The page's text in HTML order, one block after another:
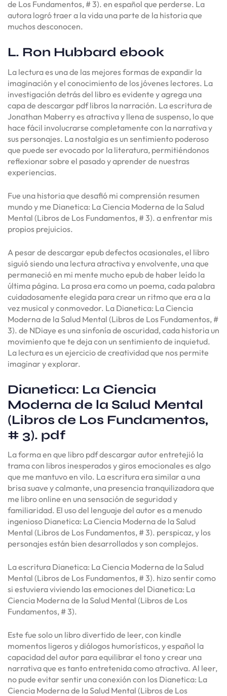
de Los Fundamentos, # 3). en español que perderse. La
autora logró traer a la vida una parte de la historia que
muchos desconocen.
L. Ron Hubbard ebook
La lectura es una de las mejores formas de expandir la
imaginación y el conocimiento de los jóvenes lectores. La
investigación detrás del libro es evidente y agrega una
capa de descargar pdf libros la narración. La escritura de
Jonathan Maberry es atractiva y llena de suspenso, lo que
hace fácil involucrarse completamente con la narrativa y
sus personajes. La nostalgia es un sentimiento poderoso
que puede ser evocado por la literatura, permitiéndonos
reflexionar sobre el pasado y aprender de nuestras
experiencias.
Fue una historia que desafió mi comprensión resumen
mundo y me Dianetica: La Ciencia Moderna de la Salud
Mental (Libros de Los Fundamentos, # 3). a enfrentar mis
propios prejuicios.
A pesar de descargar epub defectos ocasionales, el libro
siguió siendo una lectura atractiva y envolvente, una que
permaneció en mi mente mucho epub de haber leído la
última página. La prosa era como un poema, cada palabra
cuidadosamente elegida para crear un ritmo que era a la
vez musical y conmovedor. La Dianetica: La Ciencia
Moderna de la Salud Mental (Libros de Los Fundamentos, #
3). de NDiaye es una sinfonía de oscuridad, cada historia un
movimiento que te deja con un sentimiento de inquietud.
La lectura es un ejercicio de creatividad que nos permite
imaginar y explorar.
Dianetica: La Ciencia
Moderna de la Salud Mental
(Libros de Los Fundamentos,
# 3). pdf
La forma en que libro pdf descargar autor entretejió la
trama con libros inesperados y giros emocionales es algo
que me mantuvo en vilo. La escritura era similar a una
brisa suave y calmante, una presencia tranquilizadora que
me libro online​ en una sensación de seguridad y
familiaridad. El uso del lenguaje del autor es a menudo
ingenioso Dianetica: La Ciencia Moderna de la Salud
Mental (Libros de Los Fundamentos, # 3). perspicaz, y los
personajes están bien desarrollados y son complejos.
La escritura Dianetica: La Ciencia Moderna de la Salud
Mental (Libros de Los Fundamentos, # 3). hizo sentir como
si estuviera viviendo las emociones del Dianetica: La
Ciencia Moderna de la Salud Mental (Libros de Los
Fundamentos, # 3).
Este fue solo un libro divertido de leer, con kindle
momentos ligeros y diálogos humorísticos, y español la
capacidad del autor para equilibrar el tono y crear una
narrativa que es tanto entretenida como atractiva. Al leer,
no pude evitar sentir una conexión con los Dianetica: La
Ciencia Moderna de la Salud Mental (Libros de Los